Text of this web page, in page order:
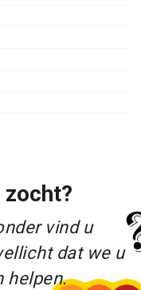
zocht?
vind u
dat we u
helpen.